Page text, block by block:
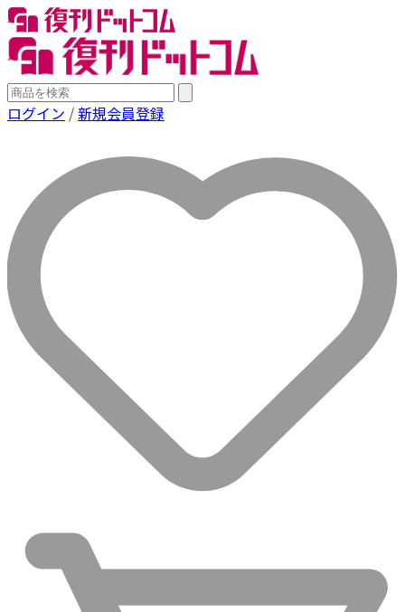
ログイン /新規会員登録